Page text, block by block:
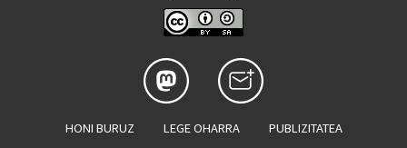
HONI BURUZ LEGE OHARRA PUBLIZITATEA